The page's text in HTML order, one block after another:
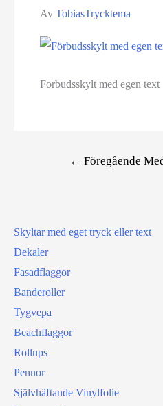
Av TobiasTrycktema
Forbudsskylt med egen text
Inläggsnavigering
← Föregående
Skyltar med eget tryck eller text
Dekaler
Fasadflaggor
Banderoller
Tygvepa
Beachflaggor
Rollups
Pennor
Självhäftande Vinylfolie